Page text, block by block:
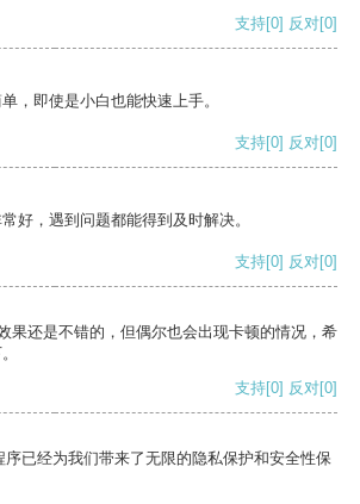
支持[0] 反对[0]
，即使是小白也能快速上手。
支持[0] 反对[0]
好，遇到问题都能得到及时解决。
支持[0] 反对[0]
果还是不错的，但偶尔也会出现卡顿的情况，希
支持[0] 反对[0]
已经为我们带来了无限的隐私保护和安全性保